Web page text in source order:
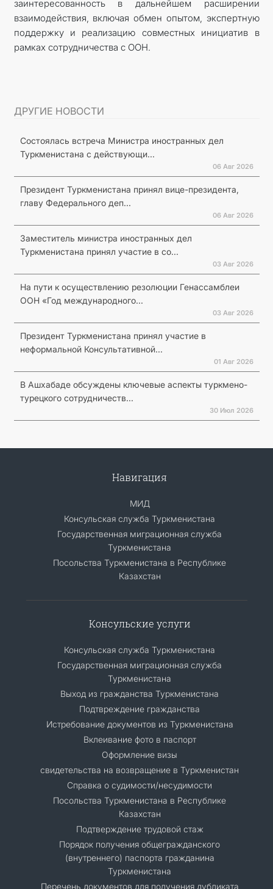
заинтересованность в дальнейшем расширении
взаимодействия, включая обмен опытом, экспертную
поддержку и реализацию совместных инициатив в
рамках сотрудничества с ООН.
ДРУГИЕ НОВОСТИ
Состоялась встреча Министра иностранных дел
Туркменистана с действующи...
06 Авг 2026
Президент Туркменистана принял вице-президента,
главу Федерального деп...
06 Авг 2026
Заместитель министра иностранных дел
Туркменистана принял участие в со...
03 Авг 2026
На пути к осуществлению резолюции Генассамблеи
ООН «Год международного...
03 Авг 2026
Президент Туркменистана принял участие в
неформальной Консультативной...
01 Авг 2026
В Ашхабаде обсуждены ключевые аспекты туркмено-
турецкого сотрудничеств...
30 Июл 2026
Навигация
МИД
Консульская служба Туркменистана
Государственная миграционная служба
Туркменистана
Посольства Туркменистана в Республике
Казахстан
Консульские услуги
Консульская служба Туркменистана
Государственная миграционная служба
Туркменистана
Выход из гражданства Туркменистана
Подтвреждение гражданства
Истребование документов из Туркменистана
Вклеивание фото в паспорт
Оформление визы
свидетельства на возвращение в Туркменистан
Справка о судимости/несудимости
Посольства Туркменистана в Республике
Казахстан
Подтверждение трудовой стаж
Порядок получения общегражданского
(внутреннего) паспорта гражданина
Туркменистана
Перечень документов для получения дубликата